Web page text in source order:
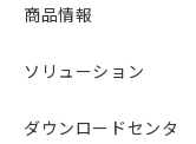
商品情報
ソリューション
ダウンロードセンタ